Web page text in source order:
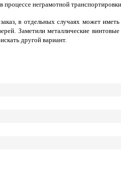
процессе неграмотной
в отдельных случаях может
Заметили металлические
другой вариант.